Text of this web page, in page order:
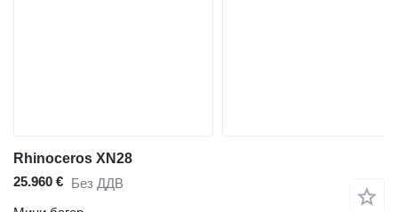
Rhinoceros XN28
25.960 € Без ДДВ